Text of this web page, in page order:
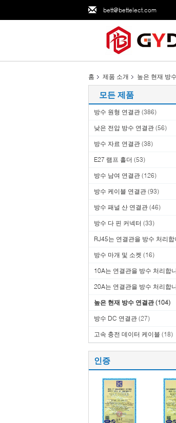
bett@bettelect.com
홈 제품 소개 높은 현재 방
모든 제품
방수 원형 연결관 (386)
낮은 전압 방수 연결관 (56)
방수 자료 연결관 (38)
E27 램프 홀더 (53)
방수 남여 연결관 (126)
방수 케이블 연결관 (93)
방수 패널 산 연결관 (46)
방수 다 핀 커넥터 (33)
RJ45는 연결관을 방수 처리합
방수 마개 및 소켓 (16)
10A는 연결관을 방수 처리합
20A는 연결관을 방수 처리합
높은 현재 방수 연결관 (104)
방수 DC 연결관 (27)
고속 충전 데이터 케이블 (18)
인증